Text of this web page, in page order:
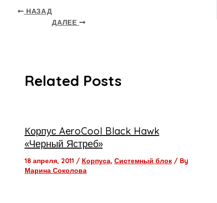
НАЗАД
ДАЛЕЕ
Related Posts
Корпус AeroCool Black Hawk
«Черный Ястреб»
18 апреля, 2011 / Корпуса, Системный блок/ By
Марина Соколова